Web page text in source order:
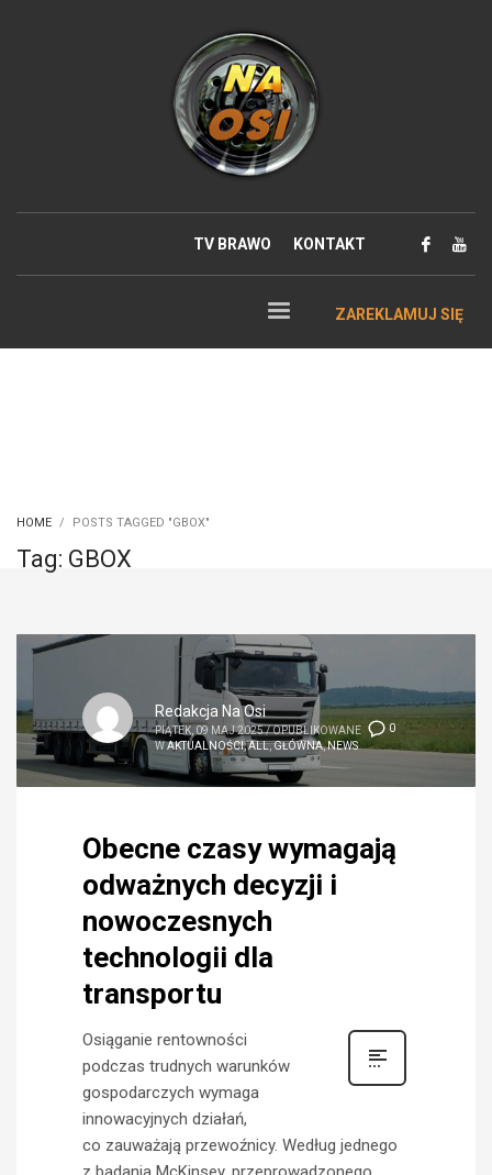
TV BRAWO KONTAKT
ZAREKLAMUJ SIĘ
HOME POSTS TAGGED "GBOX"
Tag: GBOX
0
Redakcja Na Osi
PIĄTEK, 09 MAJ 2025/OPUBLIKOWANE
WAKTUALNOŚCI,ALL,GŁÓWNA,NEWS
Obecne czasy wymagają
odważnych decyzji i
nowoczesnych
technologii dla
transportu
Osiąganie rentowności
podczas trudnych warunków
gospodarczych wymaga
innowacyjnych działań,
co zauważają przewoźnicy. Według jednego